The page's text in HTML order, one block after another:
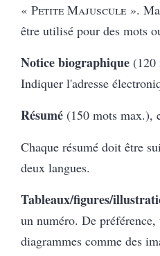
« Petite Majuscule ».
être utilisé pour des mots
Notice biographique (120
Indiquer l'adresse
Résumé (150 mots max.),
Chaque résumé doit être
deux langues.
Tableaux/figures/
un numéro. De
diagrammes comme des